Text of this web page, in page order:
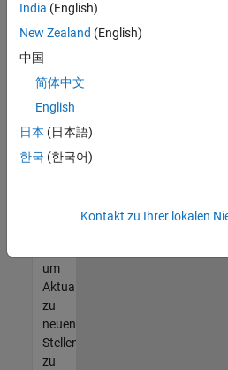
offenen
Stellen
können,
die
Ihren
entsprechen,
werden
unseres
um
Aktualisierungen
zu
neuen
Stellenangeboten
zu
India (English)
New Zealand (English)
中国
简体中文
English
日本 (日本語)
한국 (한국어)
Kontakt zu Ihrer lokalen